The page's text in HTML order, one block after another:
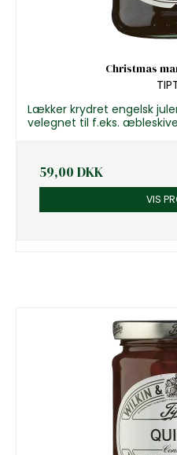
Christmas
Lækker krydret engelsk
velegnet til f.eks.
59,00 DKK
VIS